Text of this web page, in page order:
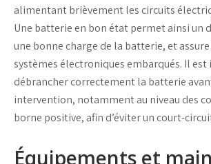
alimentant brièvement les circuits
Une batterie en bon état permet ainsi un
une bonne charge de la batterie, et
systèmes électroniques embarqués. Il
débranchercorrectement la batterie
intervention, notamment au niveau des
borne positive, afin d’éviter un court-
Équipements et